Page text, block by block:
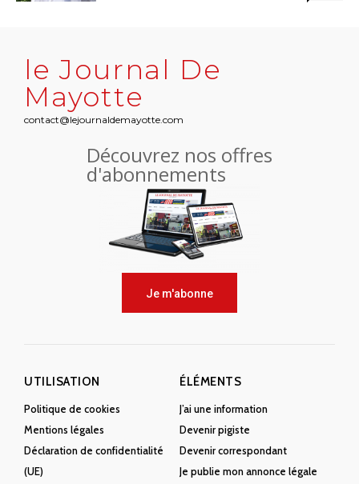
le Journal De
Mayotte
contact@lejournaldemayotte.com
Découvrez nos offres
d'abonnements
Je m'abonne
UTILISATION
Politique de cookies
Mentions légales
Déclaration de confidentialité
(UE)
ÉLÉMENTS
J’ai une information
Devenir pigiste
Devenir correspondant
Je publie mon annonce légale